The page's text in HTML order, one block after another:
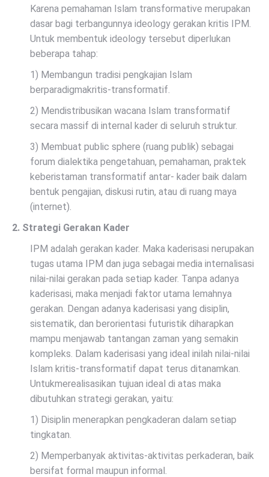
Karena pemahaman Islam transformative merupakan
dasar bagi terbangunnya ideology gerakan kritis IPM.
Untuk membentuk ideology tersebut diperlukan
beberapa tahap:
1) Membangun tradisi pengkajian Islam
berparadigmakritis-transformatif.
2) Mendistribusikan wacana Islam transformatif
secara massif di internal kader di seluruh struktur.
3) Membuat public sphere (ruang publik) sebagai
forum dialektika pengetahuan, pemahaman, praktek
keberistaman transformatif antar- kader baik dalam
bentuk pengajian, diskusi rutin, atau di ruang maya
(internet).
2. Strategi Gerakan Kader
IPM adalah gerakan kader. Maka kaderisasi nerupakan
tugas utama IPM dan juga sebagai media internalisasi
nilai-nilai gerakan pada setiap kader. Tanpa adanya
kaderisasi, maka menjadi faktor utama lemahnya
gerakan. Dengan adanya kaderisasi yang disiplin,
sistematik, dan berorientasi futuristik diharapkan
mampu menjawab tantangan zaman yang semakin
kompleks. Dalam kaderisasi yang ideal inilah nilai-nilai
Islam kritis-transformatif dapat terus ditanamkan.
Untukmerealisasikan tujuan ideal di atas maka
dibutuhkan strategi gerakan, yaitu:
1) Disiplin menerapkan pengkaderan dalam setiap
tingkatan.
2) Memperbanyak aktivitas-aktivitas perkaderan, baik
bersifat formal maupun informal.